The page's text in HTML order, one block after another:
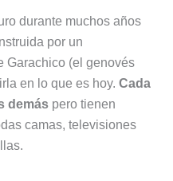
durante muchos años
por un
Garachico (el genovés
en lo que es hoy. Cada
demáspero tienen
camas, televisiones